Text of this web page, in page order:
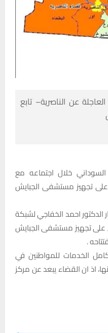
عن الناصرية– تابع
خلال اجتماعه مع
على تجهيز مستشفى الجبايش
احمد الخفاجي لشبكة
على تجهيز مستشفى الجبايش
.
الخدمات للمواطنين في
اذ ان القضاء يبعد عن مركز